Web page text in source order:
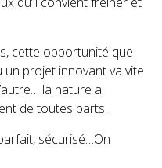
cette opportunité que
projet innovant va vite
la nature a
de toutes parts.
sécurisé…On